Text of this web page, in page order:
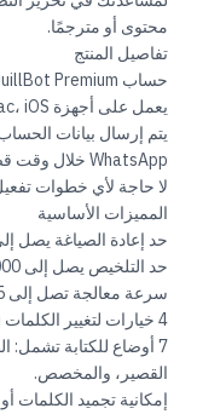
محتوى أو مترجمًا.
تفاصيل المنتج
حساب QuillBot Premium مفعل لمدة سنة واحدة.
يعمل على أجهزة Windows، Mac، iOS، وAndroid.
يتم إرسال بيانات
WhatsApp خلال وقت قصير من إتمام الشراء.
لا حاجة لأي خطوات
المميزات الأساسية
حد إعادة الصياغة يصل إلى 10,000 حرف في كل
حد التلخيص يصل إلى 25,000 حرف.
سرعة معالجة تصل إلى 15 جملة في المرة الواحدة.
4 خيارات لتغيير الكلمات (Flipper).
7 أوضاع للكتابة تشمل:
القصير، والمخصص.
إمكانية تجميد الكلمات أو